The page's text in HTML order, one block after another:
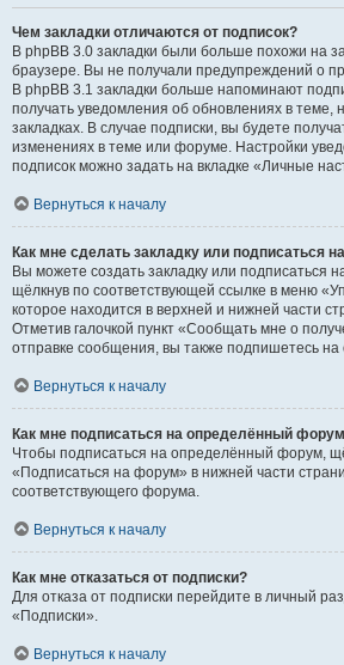
Чем закладки отличаются от подписок?
В phpBB 3.0 закладки были больше похожи на
браузере. Вы не получали предупреждений о
В phpBB 3.1 закладки больше напоминают
получать уведомления об обновлениях в теме,
закладках. В случае подписки, вы будете
изменениях в теме или форуме. Настройки
подписок можно задать на вкладке «Личные
Вернуться к началу
Как мне сделать закладку или подписаться
Вы можете создать закладку или подписаться
щёлкнув по соответствующей ссылке в меню
которое находится в верхней и нижней части
Отметив галочкой пункт «Сообщать мне о
отправке сообщения, вы также подпишетесь на
Вернуться к началу
Как мне подписаться на определённый
Чтобы подписаться на определённый форум,
«Подписаться на форум» в нижней части
соответствующего форума.
Вернуться к началу
Как мне отказаться от подписки?
Для отказа от подписки перейдите в личный
«Подписки».
Вернуться к началу